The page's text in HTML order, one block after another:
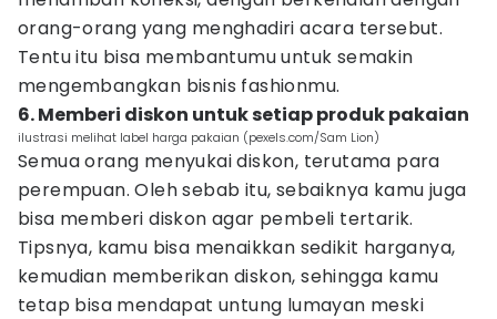
orang-orang yang menghadiri acara tersebut.
Tentu itu bisa membantumu untuk semakin
mengembangkan bisnis fashionmu.
6. Memberi diskon untuk setiap produk pakaian
ilustrasi melihat label harga pakaian (pexels.com/Sam Lion)
Semua orang menyukai diskon, terutama para
perempuan. Oleh sebab itu, sebaiknya kamu juga
bisa memberi diskon agar pembeli tertarik.
Tipsnya, kamu bisa menaikkan sedikit harganya,
kemudian memberikan diskon, sehingga kamu
tetap bisa mendapat untung lumayan meski